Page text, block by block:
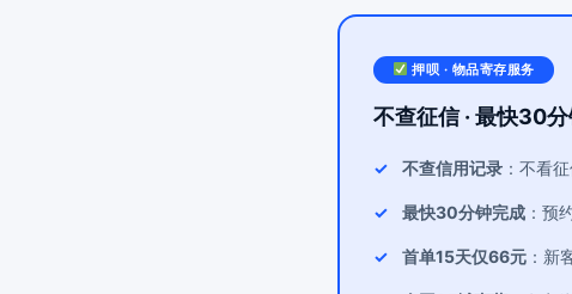
押呗 · 物品寄存服务
不查征信 · 最快30
不查信用记录 ：不看
最快30分钟完成 ：预
首单15天仅66元 ：新